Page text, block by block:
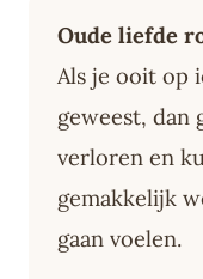
Oude liefde
Als je ooit op
geweest, dan
verloren en
gemakkelijk
gaan voelen.